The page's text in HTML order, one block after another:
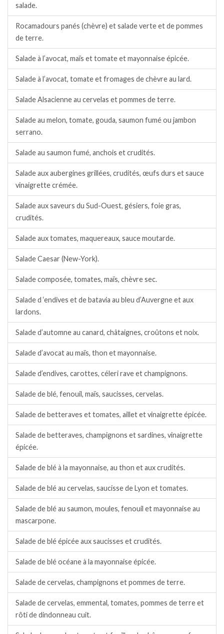
salade.
Rocamadours panés (chèvre) et salade verte et de pommes
de terre.
Salade à l’avocat, maïs et tomate et mayonnaise épicée.
Salade à l’avocat, tomate et fromages de chèvre au lard.
Salade Alsacienne au cervelas et pommes de terre.
Salade au melon, tomate, gouda, saumon fumé ou jambon
serrano.
Salade au saumon fumé, anchois et crudités.
Salade aux aubergines grillées, crudités, œufs durs et sauce
vinaigrette crémée.
Salade aux saveurs du Sud-Ouest, gésiers, foie gras,
crudités.
Salade aux tomates, maquereaux, sauce moutarde.
Salade Caesar (New-York).
Salade composée, tomates, maïs, chèvre sec.
Salade d ‘endives et de batavia au bleu d’Auvergne et aux
lardons.
Salade d’automne au canard, châtaignes, croûtons et noix.
Salade d’avocat au maïs, thon et mayonnaise.
Salade d’endives, carottes, céleri rave et champignons.
Salade de blé, fenouil, maïs, saucisses, cervelas.
Salade de betteraves et tomates, aillet et vinaigrette épicée.
Salade de betteraves, champignons et sardines, vinaigrette
épicée.
Salade de blé à la mayonnaise, au thon et aux crudités.
Salade de blé au cervelas, saucisse de Lyon et tomates.
Salade de blé au saumon, moules, fenouil et mayonnaise au
mascarpone.
Salade de blé épicée aux saucisses et crudités.
Salade de blé océane à la mayonnaise épicée.
Salade de cervelas, champignons et pommes de terre.
Salade de cervelas, emmental, tomates, pommes de terre et
rôti de dindonneau cuit.